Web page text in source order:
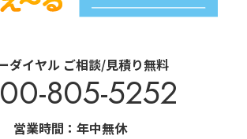
ダイヤル ご相談/見積り無料
805-5252
営業時間：年中無休